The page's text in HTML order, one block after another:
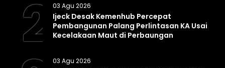
2 03 Agu 2026
Ijeck Desak Kemenhub Percepat
Pembangunan Palang Perlintasan KA Usai
Kecelakaan Maut di Perbaungan
03 Agu 2026